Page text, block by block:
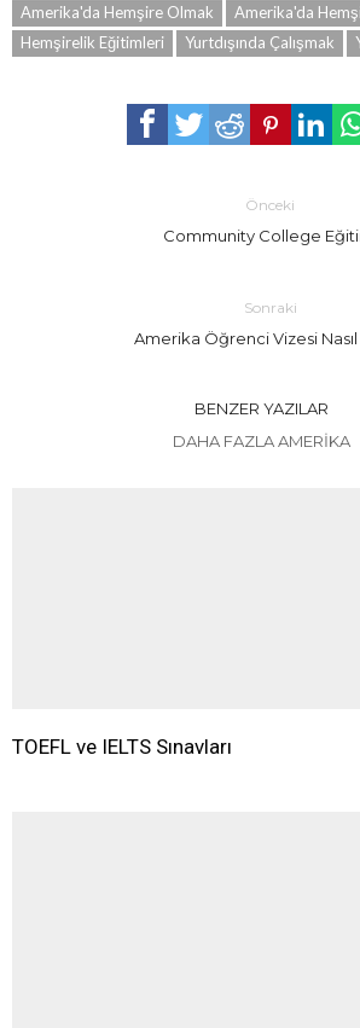
Amerika'da Hemşire Olmak
Amerika'da
Hemşirelik Eğitimleri
Yurtdışında Çalışmak
Önceki
Community College
Sonraki
Amerika Öğrenci Vizesi Nasıl
BENZER YAZILAR
DAHA FAZLA AMERIKA
TOEFL ve IELTS Sınavları